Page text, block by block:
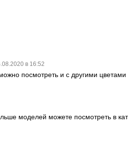
в 16:52
посмотреть и с другими цветами
моделей можете посмотреть в